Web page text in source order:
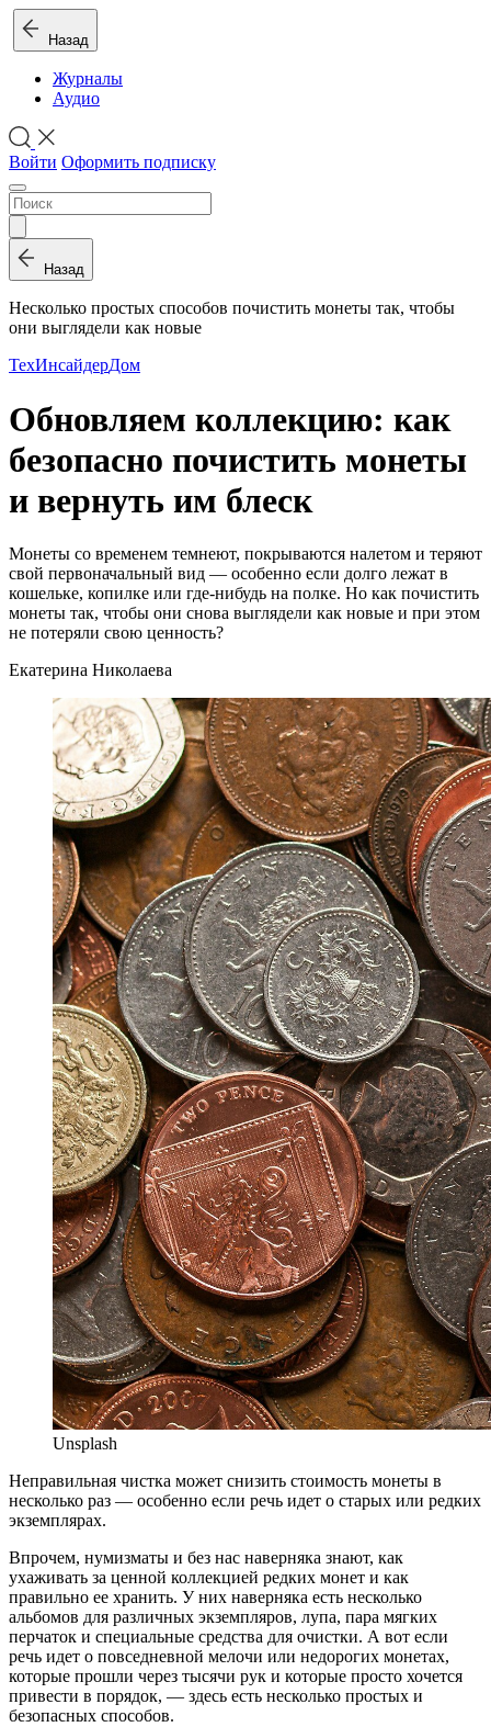
Назад
Журналы
Аудио
Войти Оформить подписку
Назад
Несколько простых способов почистить монеты так, чтобы
они выглядели как новые
ТехИнсайдерДом
Обновляем коллекцию: как
безопасно почистить монеты
и вернуть им блеск
Монеты со временем темнеют, покрываются налетом и теряют
свой первоначальный вид — особенно если долго лежат в
кошельке, копилке или где-нибудь на полке. Но как почистить
монеты так, чтобы они снова выглядели как новые и при этом
не потеряли свою ценность?
Екатерина Николаева
Unsplash
Неправильная чистка может снизить стоимость монеты в
несколько раз — особенно если речь идет о старых или редких
экземплярах.
Впрочем, нумизматы и без нас наверняка знают, как
ухаживать за ценной коллекцией редких монет и как
правильно ее хранить. У них наверняка есть несколько
альбомов для различных экземпляров, лупа, пара мягких
перчаток и специальные средства для очистки. А вот если
речь идет о повседневной мелочи или недорогих монетах,
которые прошли через тысячи рук и которые просто хочется
привести в порядок, — здесь есть несколько простых и
безопасных способов.